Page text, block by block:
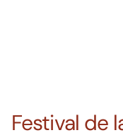
Festival de